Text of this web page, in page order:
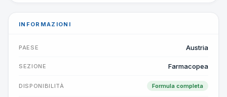
INFORMAZIONI
PAESE Austria
SEZIONE Farmacopea
DISPONIBILITÀ Formula completa